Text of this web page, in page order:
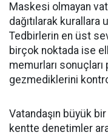
Maskesi olmayan
dağıtılarak kurallara
Tedbirlerin en üst
birçok noktada ise
memurları
gezmediklerini
Vatandaşın büyük
kentte denetimler